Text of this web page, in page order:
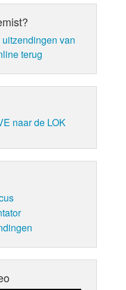
van
terug
naar de LOK